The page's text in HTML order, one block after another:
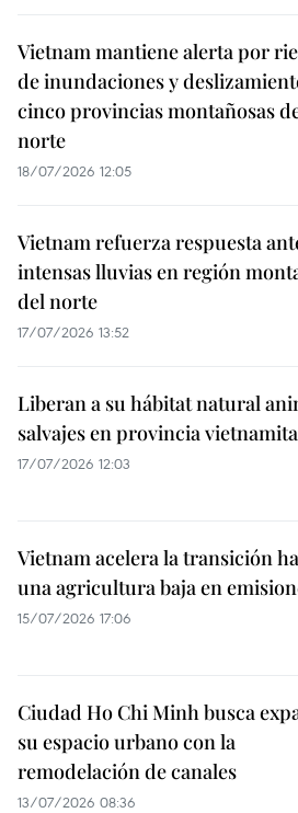
Vietnam mantiene alerta por
de inundaciones y
cinco provincias montañosas
norte
18/07/2026 12:05
Vietnam refuerza respuesta
intensas lluvias en región
del norte
17/07/2026 13:52
Liberan a su hábitat natural
salvajes en provincia vietnamita
17/07/2026 12:03
Vietnam acelera la transición
una agricultura baja en
15/07/2026 17:06
Ciudad Ho Chi Minh busca
su espacio urbano con la
remodelación de canales
13/07/2026 08:36